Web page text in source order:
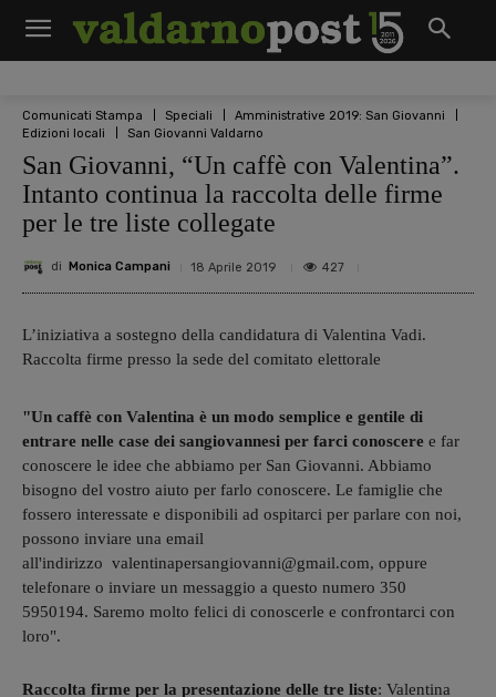
Comunicati Stampa Speciali
Amministrative 2019: San Giovanni
Edizioni locali
San Giovanni Valdarno
San Giovanni, “Un caffè con Valentina”.
Intanto continua la raccolta delle firme
per le tre liste collegate
di Monica Campani 18 Aprile 2019 427
L’iniziativa a sostegno della candidatura di Valentina Vadi.
Raccolta firme presso la sede del comitato elettorale
"Un caffè con Valentina è un modo semplice e gentile di
entrare nelle case dei sangiovannesi per farci conoscere e far
conoscere le idee che abbiamo per San Giovanni. Abbiamo
bisogno del vostro aiuto per farlo conoscere. Le famiglie che
fossero interessate e disponibili ad ospitarci per parlare con noi,
possono inviare una email
all'indirizzo valentinapersangiovanni@gmail.com, oppure
telefonare o inviare un messaggio a questo numero 350
5950194. Saremo molto felici di conoscerle e confrontarci con
loro".
Raccolta firme per la presentazione delle tre liste: Valentina